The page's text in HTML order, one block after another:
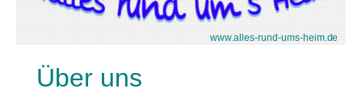
www.alles-rund-ums-heim.de
Über uns